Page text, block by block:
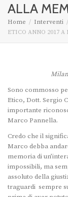
ALLA
Home Interventi
ETICO ANNO 2017
Sono commosso
Etico, Dott. Sergio
importante
Marco Pannella.
Credo che il
Marco debba
memoria di
impossibili, ma
assoluto della
traguardi sempre